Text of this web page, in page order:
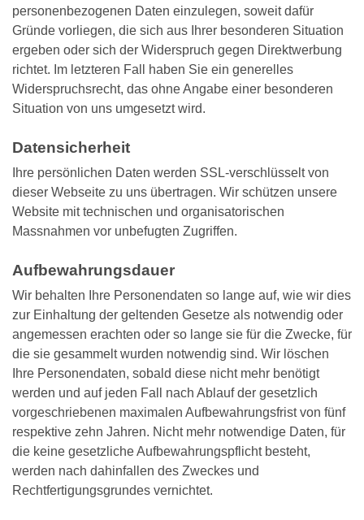
personenbezogenen Daten einzulegen, soweit dafür
Gründe vorliegen, die sich aus Ihrer besonderen Situation
ergeben oder sich der Widerspruch gegen Direktwerbung
richtet. Im letzteren Fall haben Sie ein generelles
Widerspruchsrecht, das ohne Angabe einer besonderen
Situation von uns umgesetzt wird.
Datensicherheit
Ihre persönlichen Daten werden SSL-verschlüsselt von
dieser Webseite zu uns übertragen. Wir schützen unsere
Website mit technischen und organisatorischen
Massnahmen vor unbefugten Zugriffen.
Aufbewahrungsdauer
Wir behalten Ihre Personendaten so lange auf, wie wir dies
zur Einhaltung der geltenden Gesetze als notwendig oder
angemessen erachten oder so lange sie für die Zwecke, für
die sie gesammelt wurden notwendig sind. Wir löschen
Ihre Personendaten, sobald diese nicht mehr benötigt
werden und auf jeden Fall nach Ablauf der gesetzlich
vorgeschriebenen maximalen Aufbewahrungsfrist von fünf
respektive zehn Jahren. Nicht mehr notwendige Daten, für
die keine gesetzliche Aufbewahrungspflicht besteht,
werden nach dahinfallen des Zweckes und
Rechtfertigungsgrundes vernichtet.